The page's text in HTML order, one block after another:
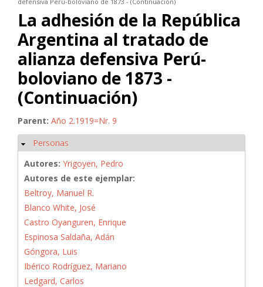
La adhesión de la República
Argentina al tratado de
alianza defensiva Perú-
boloviano de 1873 -
(Continuación)
Parent: Año 2.1919=Nr. 9
Ocultar
Personas
Autores: Yrigoyen, Pedro
Autores de este ejemplar:
Beltroy, Manuel R.
Blanco White, José
Castro Oyanguren, Enrique
Espinosa Saldaña, Adán
Góngora, Luis
Ibérico Rodríguez, Mariano
Ledgard, Carlos